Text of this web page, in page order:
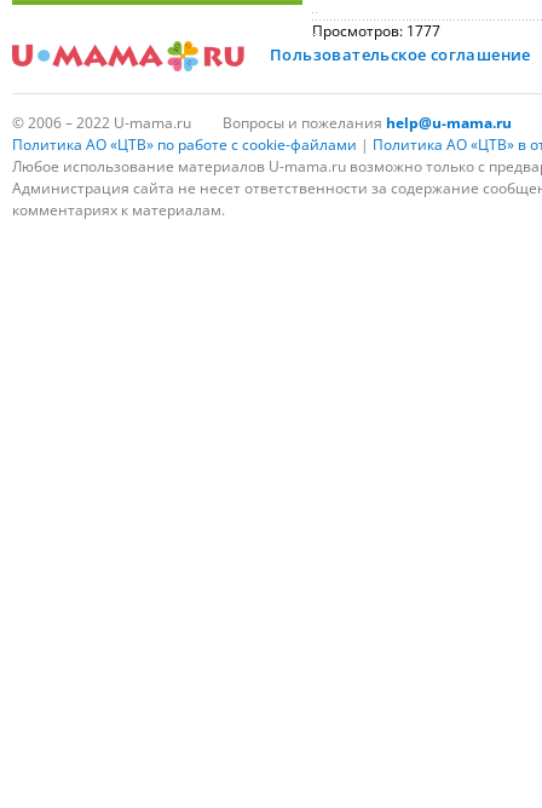
Просмотров: 1777
Пользовательское соглашение
© 2006 – 2022 U-mama.ru Вопросы и пожелания help@u-mama.ru
Политика АО «ЦТВ» по работе с cookie-файлами | Политика АО «ЦТВ» в
Любое использование материалов U-mama.ru возможно только с
Администрация сайта не несет ответственности за содержание
комментариях к материалам.